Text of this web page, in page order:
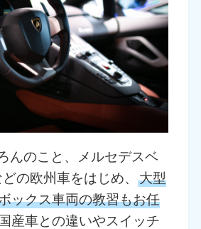
んのこと、メルセデスベ
の欧州車をはじめ、大型
ックス車両の教習もお任
産車との違いやスイッチ